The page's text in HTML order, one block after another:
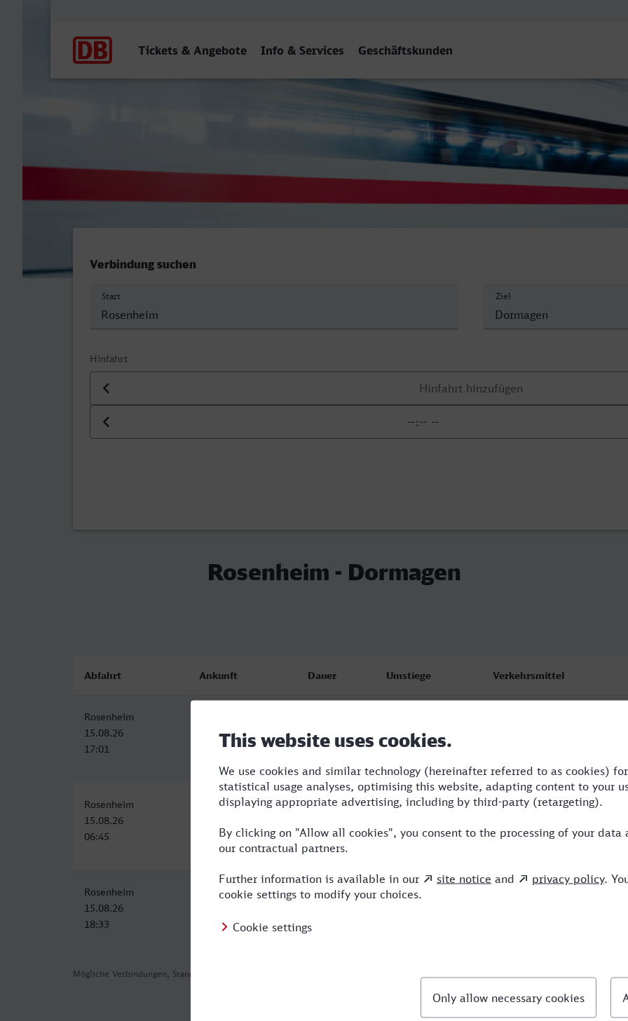
Tickets & Angebote Info & Services Geschäftskunden
Verbindung suchen
Start Ziel
Hinfahrt
Datum der Hinfahrt
Uhrzeit der Hinfahrt
Rosenheim - Dormagen
Mögliche Verbindungen, Stand: 2026-08-01 03:43
Abfahrt Ankunft Dauer Umstiege Verkehrsmittel
Rosenheim
15.08.26
17:01
15.08.26
22:54
Rosenheim
15.08.26
06:45
Dormagen
12:54
6:09 2 RJ,ICE,NX
Rosenheim
15.08.26
18:33
Dormagen
01:20
6:47 2